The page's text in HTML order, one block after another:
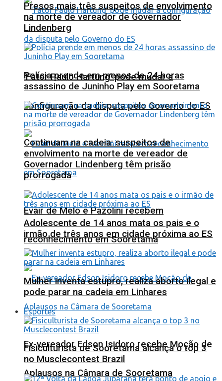
‘Fator Paulo Hartung’ pode mudar a
configuração da disputa pelo Governo do ES
Evair de Melo e Pazolini recebem
reconhecimento em Sooretama
Ex-vereador Edson Isidoro recebe Moção de
Aplausos na Câmara de Sooretama
Presos mais três suspeitos de envolvimento
na morte de vereador de Governador
Lindenberg
Polícia prende em menos de 24 horas
assassino de Juninho Play em Sooretama
Continuam na cadeia: suspeitos de
envolvimento na morte de vereador de
Governador Lindenberg têm prisão
prorrogada
Adolescente de 14 anos mata os pais e o
irmão de três anos em cidade próxima ao ES
Mulher inventa estupro, realiza aborto ilegal e
pode parar na cadeia em Linhares
Esportes
Fisiculturista de Sooretama alcança o top 3
no Musclecontest Brazil